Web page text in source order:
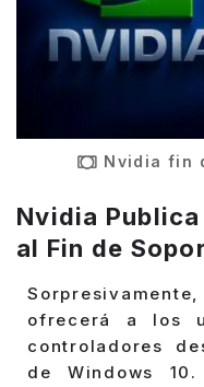
Nvidia fin
Nvidia
al Fin de
ofrecerá a los
controladores
de Windows